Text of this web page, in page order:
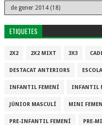
ETIQUETES
2X2 2X2 MIXT 3X3
DESTACAT ANTERIORS
INFANTIL FEMENÍ INFANTIL
JÚNIOR MASCULÍ MINI
PRE-INFANTIL FEMENÍ PRE-